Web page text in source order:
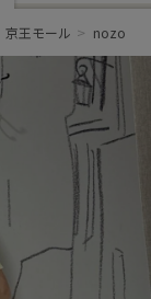
京王モール nozomi